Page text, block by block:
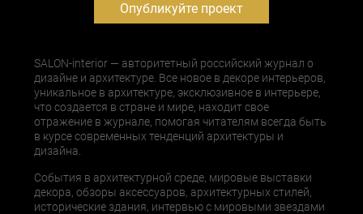
Опубликуйте проект
SALON-interior — авторитетный российский журнал о
дизайне и архитектуре. Все новое в декоре интерьеров,
уникальное в архитектуре, эксклюзивное в интерьере,
что создается в стране и мире, находит свое
отражение в журнале, помогая читателям всегда быть
в курсе современных тенденций архитектуры и
дизайна.
События в архитектурной среде, мировые выставки
декора, обзоры аксессуаров, архитектурных стилей,
исторические здания, интервью с мировыми звездами